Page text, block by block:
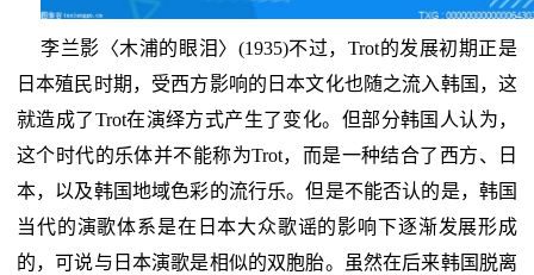
李兰影〈木浦的眼泪〉(1935)不过，Trot的发展初期正是
日本殖民时期，受西方影响的日本文化也随之流入韩国，这
就造成了Trot在演绎方式产生了变化。但部分韩国人认为，
这个时代的乐体并不能称为Trot，而是一种结合了西方、日
本，以及韩国地域色彩的流行乐。但是不能否认的是，韩国
当代的演歌体系是在日本大众歌谣的影响下逐渐发展形成
的，可说与日本演歌是相似的双胞胎。虽然在后来韩国脱离